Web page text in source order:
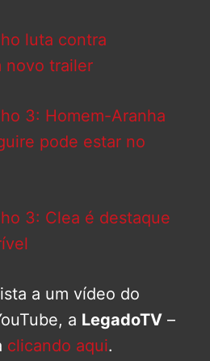
luta contra
novo trailer
3: Homem-Aranha
pode estar no
3: Clea é destaque
a um vídeo do
a LegadoTV –
clicando aqui.